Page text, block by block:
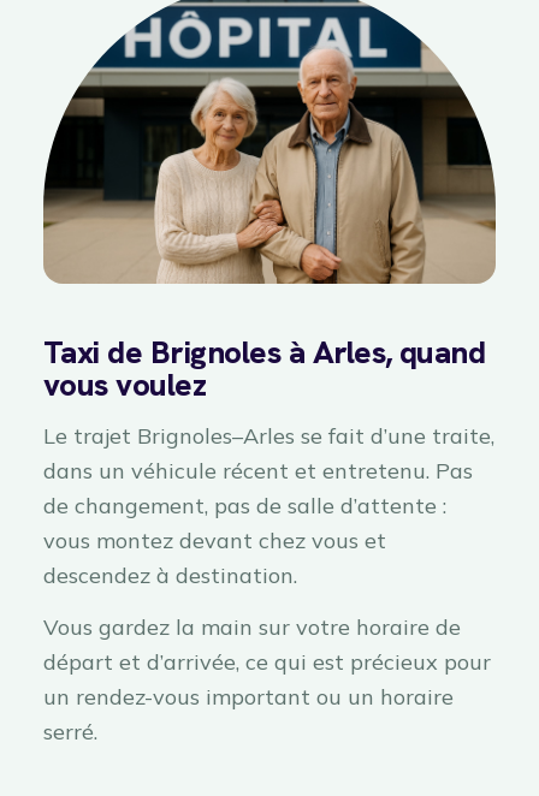
Taxi de Brignoles à Arles, quand
vous voulez
Le trajet Brignoles–Arles se fait d’une traite,
dans un véhicule récent et entretenu. Pas
de changement, pas de salle d’attente :
vous montez devant chez vous et
descendez à destination.
Vous gardez la main sur votre horaire de
départ et d’arrivée, ce qui est précieux pour
un rendez-vous important ou un horaire
serré.